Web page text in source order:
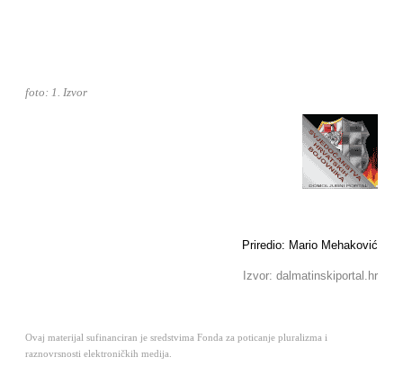
foto: 1. Izvor
Priredio: Mario Mehaković
Izvor: dalmatinskiportal.hr
Ovaj materijal sufinanciran je sredstvima Fonda za poticanje pluralizma i
raznovrsnosti elektroničkih medija.